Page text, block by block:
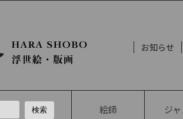
お知らせ
絵師 ジ